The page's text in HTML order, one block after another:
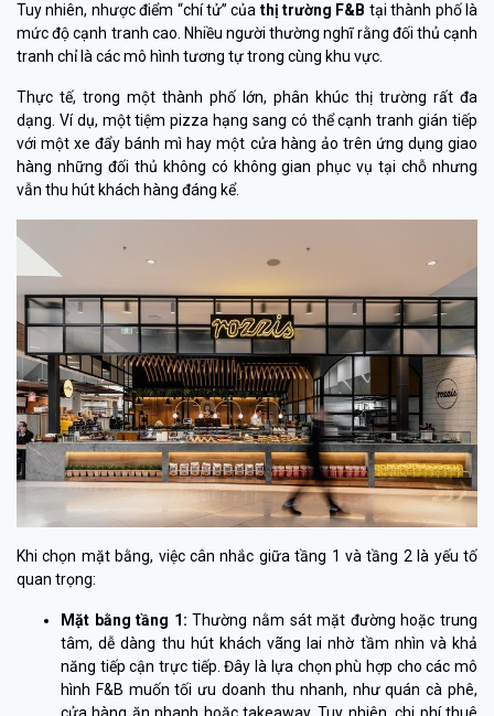
Tuy nhiên, nhược điểm “chí tử” của thị trường F&B tại thành phố là
mức độ cạnh tranh cao. Nhiều người thường nghĩ rằng đối thủ cạnh
tranh chỉ là các mô hình tương tự trong cùng khu vực.
Thực tế, trong một thành phố lớn, phân khúc thị trường rất đa
dạng. Ví dụ, một tiệm pizza hạng sang có thể cạnh tranh gián tiếp
với một xe đẩy bánh mì hay một cửa hàng ảo trên ứng dụng giao
hàng những đối thủ không có không gian phục vụ tại chỗ nhưng
vẫn thu hút khách hàng đáng kể.
Khi chọn mặt bằng, việc cân nhắc giữa tầng 1 và tầng 2 là yếu tố
quan trọng:
Mặt bằng tầng 1: Thường nằm sát mặt đường hoặc trung
tâm, dễ dàng thu hút khách vãng lai nhờ tầm nhìn và khả
năng tiếp cận trực tiếp. Đây là lựa chọn phù hợp cho các mô
hình F&B muốn tối ưu doanh thu nhanh, như quán cà phê,